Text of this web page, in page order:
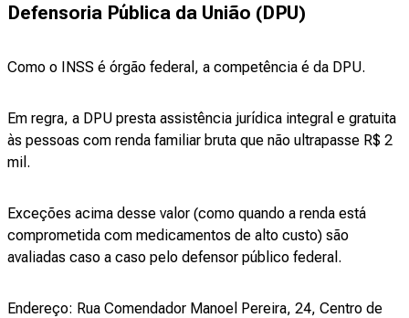
Defensoria Pública da União (DPU)
Como o INSS é órgão federal, a competência é da DPU.
Em regra, a DPU presta assistência jurídica integral e gratuita
às pessoas com renda familiar bruta que não ultrapasse R$ 2
mil.
Exceções acima desse valor (como quando a renda está
comprometida com medicamentos de alto custo) são
avaliadas caso a caso pelo defensor público federal.
Endereço: Rua Comendador Manoel Pereira, 24, Centro de